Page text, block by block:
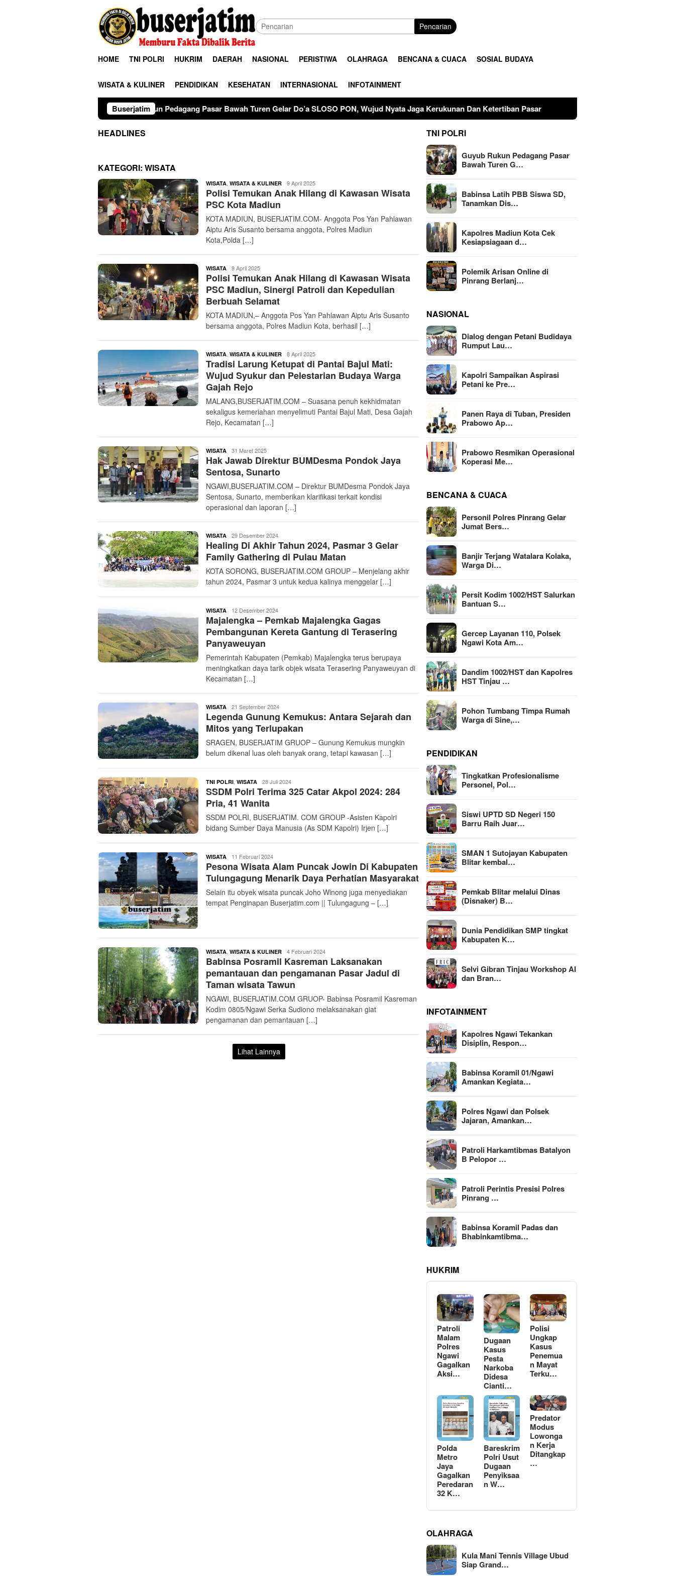
Pencarian
HOME TNI POLRI HUKRIM DAERAH NASIONAL PERISTIWA OLAHRAGA BENCANA & CUACA SOSIAL BUDAYA
WISATA & KULINER PENDIDIKAN KESEHATAN INTERNASIONAL INFOTAINMENT
Buserjatim
Guyub Rukun Pedagang Pasar Bawah Turen Gelar Do’a SLOSO PON, Wujud Nyata Jaga Kerukunan Dan Ketertiban Pasar Babinsa Latih PBB Siswa SD, Tanamkan Disiplin
HEADLINES
KATEGORI: WISATA
WISATA WISATA & KULINERbuserjatim
9 April 2025
Polisi Temukan Anak Hilang di Kawasan Wisata
PSC Kota Madiun
KOTA MADIUN, BUSERJATIM.COM- Anggota Pos Yan Pahlawan
Aiptu Aris Susanto bersama anggota, Polres Madiun
Kota,Polda […]
WISATA buserjatim
9 April 2025
Polisi Temukan Anak Hilang di Kawasan Wisata
PSC Madiun, Sinergi Patroli dan Kepedulian
Berbuah Selamat
KOTA MADIUN,– Anggota Pos Yan Pahlawan Aiptu Aris Susanto
bersama anggota, Polres Madiun Kota, berhasil […]
WISATA WISATA & KULINERbuserjatim
8 April 2025
Tradisi Larung Ketupat di Pantai Bajul Mati:
Wujud Syukur dan Pelestarian Budaya Warga
Gajah Rejo
MALANG,BUSERJATIM.COM – Suasana penuh kekhidmatan
sekaligus kemeriahan menyelimuti Pantai Bajul Mati, Desa Gajah
Rejo, Kecamatan […]
WISATA buserjatim
31 Maret 2025
Hak Jawab Direktur BUMDesma Pondok Jaya
Sentosa, Sunarto
NGAWI,BUSERJATIM.COM – Direktur BUMDesma Pondok Jaya
Sentosa, Sunarto, memberikan klarifikasi terkait kondisi
operasional dan laporan […]
WISATA buserjatim
29 Desember 2024
Healing Di Akhir Tahun 2024, Pasmar 3 Gelar
Family Gathering di Pulau Matan
KOTA SORONG, BUSERJATIM.COM GROUP – Menjelang akhir
tahun 2024, Pasmar 3 untuk kedua kalinya menggelar […]
WISATA buserjatim
12 Desember 2024
Majalengka – Pemkab Majalengka Gagas
Pembangunan Kereta Gantung di Terasering
Panyaweuyan
Pemerintah Kabupaten (Pemkab) Majalengka terus berupaya
meningkatkan daya tarik objek wisata Terasering Panyaweuyan di
Kecamatan […]
WISATA buserjatim
21 September 2024
Legenda Gunung Kemukus: Antara Sejarah dan
Mitos yang Terlupakan
SRAGEN, BUSERJATIM GRUOP – Gunung Kemukus mungkin
belum dikenal luas oleh banyak orang, tetapi kawasan […]
TNI POLRI WISATA buserjatim
28 Juli 2024
SSDM Polri Terima 325 Catar Akpol 2024: 284
Pria, 41 Wanita
SSDM POLRI, BUSERJATIM. COM GROUP -Asisten Kapolri
bidang Sumber Daya Manusia (As SDM Kapolri) Irjen […]
WISATA ardy
11 Februari 2024
Pesona Wisata Alam Puncak Jowin Di Kabupaten
Tulungagung Menarik Daya Perhatian Masyarakat
Selain itu obyek wisata puncak Joho Winong juga menyediakan
tempat Penginapan Buserjatim.com || Tulungagung – […]
WISATA WISATA & KULINERbuserjatim
4 Februari 2024
Babinsa Posramil Kasreman Laksanakan
pemantauan dan pengamanan Pasar Jadul di
Taman wisata Tawun
NGAWI, BUSERJATIM.COM GRUOP- Babinsa Posramil Kasreman
Kodim 0805/Ngawi Serka Sudiono melaksanakan giat
pengamanan dan pemantauan […]
Lihat Lainnya
TNI POLRI
Guyub Rukun Pedagang Pasar
Bawah Turen G…
Babinsa Latih PBB Siswa SD,
Tanamkan Dis…
Kapolres Madiun Kota Cek
Kesiapsiagaan d…
Polemik Arisan Online di
Pinrang Berlanj…
NASIONAL
Dialog dengan Petani Budidaya
Rumput Lau…
Kapolri Sampaikan Aspirasi
Petani ke Pre…
Panen Raya di Tuban, Presiden
Prabowo Ap…
Prabowo Resmikan Operasional
Koperasi Me…
BENCANA & CUACA
Personil Polres Pinrang Gelar
Jumat Bers…
Banjir Terjang Watalara Kolaka,
Warga Di…
Persit Kodim 1002/HST Salurkan
Bantuan S…
Gercep Layanan 110, Polsek
Ngawi Kota Am…
Dandim 1002/HST dan Kapolres
HST Tinjau …
Pohon Tumbang Timpa Rumah
Warga di Sine,…
PENDIDIKAN
Tingkatkan Profesionalisme
Personel, Pol…
Siswi UPTD SD Negeri 150
Barru Raih Juar…
SMAN 1 Sutojayan Kabupaten
Blitar kembal…
Pemkab Blitar melalui Dinas
(Disnaker) B…
Dunia Pendidikan SMP tingkat
Kabupaten K…
Selvi Gibran Tinjau Workshop AI
dan Bran…
INFOTAINMENT
Kapolres Ngawi Tekankan
Disiplin, Respon…
Babinsa Koramil 01/Ngawi
Amankan Kegiata…
Polres Ngawi dan Polsek
Jajaran, Amankan…
Patroli Harkamtibmas Batalyon
B Pelopor …
Patroli Perintis Presisi Polres
Pinrang …
Babinsa Koramil Padas dan
Bhabinkamtibma…
HUKRIM
Patroli
Malam
Polres
Ngawi
Gagalkan
Aksi…
Dugaan
Kasus
Pesta
Narkoba
Didesa
Cianti…
Polisi
Ungkap
Kasus
Penemua
n Mayat
Terku…
Polda
Metro
Jaya
Gagalkan
Peredaran
32 K…
Bareskrim
Polri Usut
Dugaan
Penyiksaa
n W…
Predator
Modus
Lowonga
n Kerja
Ditangkap
…
OLAHRAGA
Kula Mani Tennis Village Ubud
Siap Grand…